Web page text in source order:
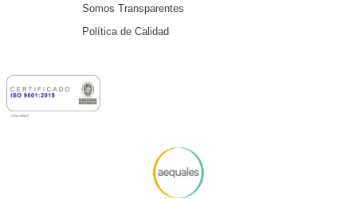
Somos Transparentes
Política de Calidad